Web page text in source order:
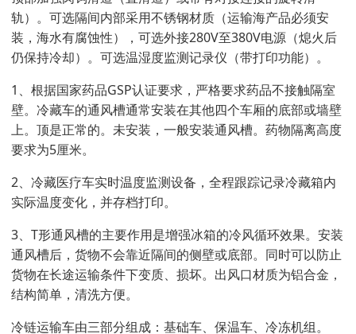
轨）。可选隔间内部采用不锈钢材质（运输海产品必须安
装，海水有腐蚀性），可选外接280V至380V电源（熄火后
仍保持冷却）。可选温湿度监测记录仪（带打印功能）。
1、根据国家药品GSP认证要求，严格要求药品不接触隔室
壁。冷藏车的通风槽通常安装在其他四个车厢的底部或墙壁
上。顶是正常的。未安装，一般安装通风槽。药物隔离高度
要求为5厘米。
2、冷藏医疗车实时温度监测设备，全程跟踪记录冷藏箱内
实际温度变化，并存档打印。
3、T形通风槽的主要作用是增强冰箱的冷风循环效果。安装
通风槽后，货物不会靠近隔间的侧壁或底部。同时可以防止
货物在长途运输条件下变质、损坏。出风口材质为铝合金，
结构简单，清洗方便。
冷链运输车由三部分组成：基础车、保温车、冷冻机组。